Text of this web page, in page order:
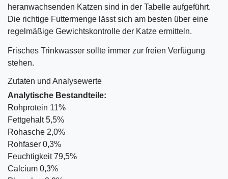
heranwachsenden Katzen sind in der Tabelle aufgeführt.
Die richtige Futtermenge lässt sich am besten über eine
regelmäßige Gewichtskontrolle der Katze ermitteln.
Frisches Trinkwasser sollte immer zur freien Verfügung
stehen.
Zutaten und Analysewerte
Analytische Bestandteile:
Rohprotein 11%
Fettgehalt 5,5%
Rohasche 2,0%
Rohfaser 0,3%
Feuchtigkeit 79,5%
Calcium 0,3%